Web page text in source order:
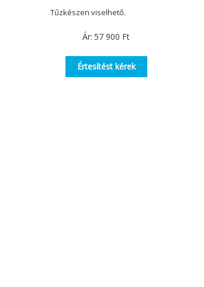
Tűzkészen viselhető.
Ár: 57 900 Ft
Értesítést kérek